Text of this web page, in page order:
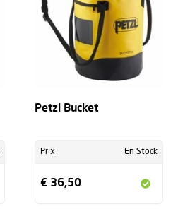
Petzl Bucket
Prix En Stock
€ 36,50